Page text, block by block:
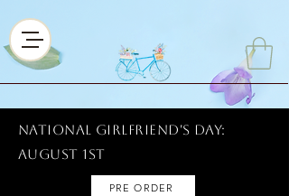
National Girlfriend's Day:
AUGUST 1ST
PRE ORDER